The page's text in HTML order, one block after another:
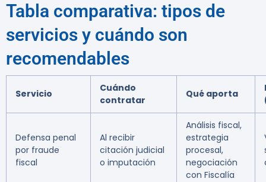
Tabla comparativa: tipos de
servicios y cuándo son
recomendables
Servicio
Cuándo
contratar
Qué aporta
Defensa penal
por fraude
fiscal
Al recibir
citación judicial
o imputación
Análisis fiscal,
estrategia
procesal,
negociación
con Fiscalía